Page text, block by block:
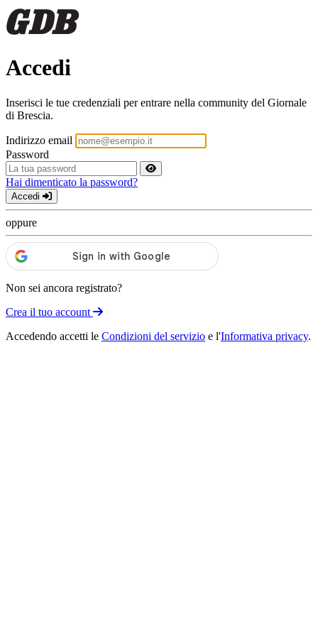
Accedi
Inserisci le tue credenziali per entrare nella community del Giornale
di Brescia.
Indirizzo email
Password
Hai dimenticato la password?
Accedi
oppure
Non sei ancora registrato?
Crea il tuo account
Accedendo accetti le Condizioni del servizio e l'Informativa privacy.